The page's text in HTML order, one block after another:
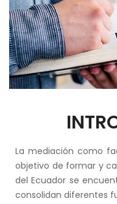
La mediación como
objetivo de formar y
del Ecuador se
consolidan diferentes